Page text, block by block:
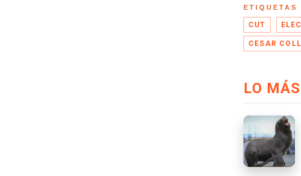
ETIQUETAS
CUT
CESAR
LO